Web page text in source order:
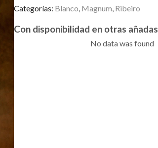
Categorías: Blanco Magnum Ribeiro
Con disponibilidad en otras añadas
No data was found